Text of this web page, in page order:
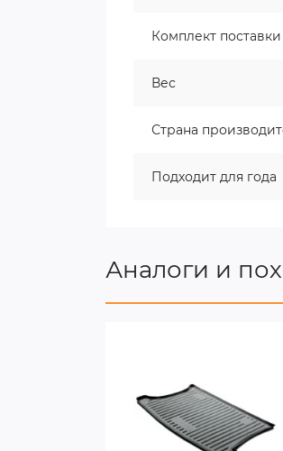
Комплект поставки
Вес
Страна
Подходит для года
Аналоги и